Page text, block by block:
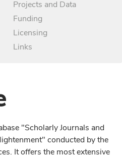
Projects and Data
Funding
Licensing
Links
"Scholarly Journals and
conducted by the
It offers the most extensive